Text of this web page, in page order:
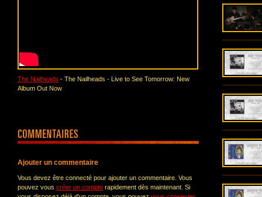
The Nailheads - The Nailheads - Live to See Tomorrow: New
Album Out Now
Ajouter un commentaire
Vous devez être connecté pour ajouter un commentaire. Vous
pouvez vous créer un compte rapidement dès maintenant. Si